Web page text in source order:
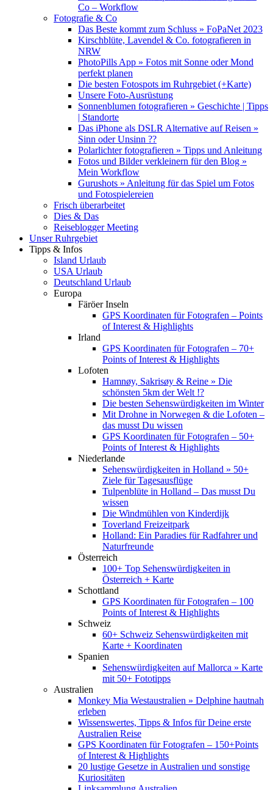
Co – Workflow
Fotografie & Co
Das Beste kommt zum Schluss » FoPaNet 2023
Kirschblüte, Lavendel & Co. fotografieren in
NRW
PhotoPills App » Fotos mit Sonne oder Mond
perfekt planen
Die besten Fotospots im Ruhrgebiet (+Karte)
Unsere Foto-Ausrüstung
Sonnenblumen fotografieren » Geschichte | Tipps
| Standorte
Das iPhone als DSLR Alternative auf Reisen »
Sinn oder Unsinn ??
Polarlichter fotografieren » Tipps und Anleitung
Fotos und Bilder verkleinern für den Blog »
Mein Workflow
Gurushots » Anleitung für das Spiel um Fotos
und Fotospielereien
Frisch überarbeitet
Dies & Das
Reiseblogger Meeting
Unser Ruhrgebiet
Tipps & Infos
Island Urlaub
USA Urlaub
Deutschland Urlaub
Europa
Färöer Inseln
GPS Koordinaten für Fotografen – Points
of Interest & Highlights
Irland
GPS Koordinaten für Fotografen – 70+
Points of Interest & Highlights
Lofoten
Hamnøy, Sakrisøy & Reine » Die
schönsten 5km der Welt !?
Die besten Sehenswürdigkeiten im Winter
Mit Drohne in Norwegen & die Lofoten –
das musst Du wissen
GPS Koordinaten für Fotografen – 50+
Points of Interest & Highlights
Niederlande
Sehenswürdigkeiten in Holland » 50+
Ziele für Tagesausflüge
Tulpenblüte in Holland – Das musst Du
wissen
Die Windmühlen von Kinderdijk
Toverland Freizeitpark
Holland: Ein Paradies für Radfahrer und
Naturfreunde
Österreich
100+ Top Sehenswürdigkeiten in
Österreich + Karte
Schottland
GPS Koordinaten für Fotografen – 100
Points of Interest & Highlights
Schweiz
60+ Schweiz Sehenswürdigkeiten mit
Karte + Koordinaten
Spanien
Sehenswürdigkeiten auf Mallorca » Karte
mit 50+ Fototipps
Australien
Monkey Mia Westaustralien » Delphine hautnah
erleben
Wissenswertes, Tipps & Infos für Deine erste
Australien Reise
GPS Koordinaten für Fotografen – 150+Points
of Interest & Highlights
20 lustige Gesetze in Australien und sonstige
Kuriositäten